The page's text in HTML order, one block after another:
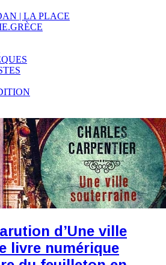
| LA PLACE
d’Une ville
livre numérique